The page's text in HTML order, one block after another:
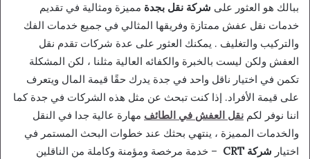
ببالك هو العثور على شركة نقل بجدة مميزة ومثالية في تقديم
خدمات نقل عفش ممتازة وفريقها المثالي في جميع خدمات الفك
والتركيب والتغليف . يمكنك العثور على عدة شركات تقدم نقل
العفش ولكن ليست بالخبرة والكفائه العالية مثلنا ، لكن المشكلة
تكمن في اختيار ناقل واحد في جدة يدرك حقًا قيمة المال ويتعرف
على قيمة الأفراد. إذا كنت تبحث عن مثل هذه الشركات في جدة كما
اننا نوفر لكم نقل العفش في الطائف مهارة عالية جدا في النقل
والخدمات المميزة ، ينتهي بحثك عند خطوات البحث المستمر في
اختيار شركة CRT
– خدمة مرخصة ومؤمنة وكاملة من الناقلين